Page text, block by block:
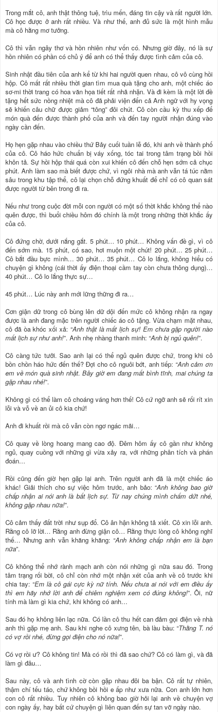
Trong mắt cô, anh thật thông tuệ, trìu mến, đáng tin cậy và rất người lớn.
Cô học được ở anh rất nhiều. Và như thế, anh đủ sức là một hình mẫu
mà cô hằng mơ tưởng.
Cô thì vẫn ngây thơ và hồn nhiên như vốn có. Nhưng giờ đây, nó là sự
hồn nhiên có phần có chủ ý để anh có thể thấy được tình cảm của cô.
Sinh nhật đầu tiên của anh kể từ khi hai người quen nhau, cô vô cùng hồi
hộp. Cô mất rất nhiều thời gian tìm mua quà tặng cho anh, một chiếc áo
sơ-mi thời trang có hoa văn họa tiết rất nhã nhặn. Và đi kèm là một lời đề
tặng hết sức nồng nhiệt mà cô đã phải viện đến cả Anh ngữ với hy vọng
sẽ khiến câu chữ được giảm “tông” đôi chút. Cô còn cầu kỳ thu xếp để
món quà đến được thành phố của anh và đến tay người nhận đúng vào
ngày cần đến.
Họ hẹn gặp nhau vào chiều thứ Bảy cuối tuần lễ đó, khi anh về thành phố
của cô. Cô háo hức chuẩn bị váy xống, tóc tai trong tâm trạng bồi hồi
khôn tả. Sự hồi hộp thái quá còn xui khiến cô đến chỗ hẹn sớm cả chục
phút. Anh làm sao mà biết được chứ, vì ngôi nhà mà anh vẫn tá túc nằm
sâu trong khu tập thể, cô lại chọn chỗ đứng khuất để chỉ có cô quan sát
được người từ bên trong đi ra.
Nếu như trong cuộc đời mỗi con người có một số thời khắc không thể nào
quên được, thì buổi chiều hôm đó chính là một trong những thời khắc ấy
của cô.
Cô đứng chờ, dưới nắng gắt. 5 phút… 10 phút… Không vấn đề gì, vì cô
đến sớm mà. 15 phút, có sao, hơi muộn một chút! 20 phút… 25 phút…
Cô bắt đầu bực mình… 30 phút… 35 phút… Cô lo lắng, không hiểu có
chuyện gì không (cái thời ấy điện thoại cầm tay còn chưa thông dụng)…
40 phút… Cô lo lắng thực sự…
45 phút… Lúc này anh mới lững thững đi ra…
Cơn giận dữ trong cô bùng lên dữ dội đến mức cô không nhận ra ngay
được là anh đang mặc trên người chiếc áo cô tặng. Vừa chạm mặt nhau,
cô đã òa khóc xối xả: “Anh thật là mất lịch sự! Em chưa gặp người nào
mất lịch sự như anh!”. Anh nhẹ nhàng thanh minh: “Anh bị ngủ quên!”.
Cô càng tức tưởi. Sao anh lại có thể ngủ quên được chứ, trong khi cô
bồn chồn háo hức đến thế? Đợi cho cô nguôi bớt, anh tiếp: “Anh cảm ơn
em về món quà sinh nhật. Bây giờ em đang mất bình tĩnh, mai chúng ta
gặp nhau nhé!”.
Không gì có thể làm cô choáng váng hơn thế! Cô cứ ngỡ anh sẽ rối rít xin
lỗi và vỗ về an ủi cô kia chứ!
Anh đi khuất rồi mà cô vẫn còn ngơ ngác mãi…
Cô quay về lòng hoang mang cao độ. Đêm hôm ấy cô gần như không
ngủ, quay cuồng với những gì vừa xảy ra, với những phân tích và phán
đoán…
Rồi cũng đến giờ hẹn gặp lại anh. Trên người anh đã là một chiếc áo
khác! Giải thích cho sự việc hôm trước, anh bảo: “Anh không bao giờ
chấp nhận ai nói anh là bất lịch sự. Từ nay chúng mình chấm dứt nhé,
không gặp nhau nữa!”.
Cô cảm thấy đất trời như sụp đổ. Cô ân hận không tả xiết. Cô xin lỗi anh.
Rằng cô lỡ lời… Rằng anh đừng giận cô… Rằng thực lòng cô không nghĩ
thế… Nhưng anh vẫn khăng khăng: “Anh không chấp nhận em là bạn
nữa”.
Cô không thể nhớ rành mạch anh còn nói những gì nữa sau đó. Trong
tâm trạng rối bời, cô chỉ còn nhớ một nhận xét của anh về cô trước khi
chia tay: “Em là cô gái cực kỳ nữ tính. Nếu chưa ai nói với em điều ấy
thì em hãy nhớ lời anh để chiêm nghiệm xem có đúng không!”. Ôi, nữ
tính mà làm gì kia chứ, khi không có anh…
Sau đó họ không liên lạc nữa. Có lần cô thu hết can đảm gọi điện về nhà
anh thì gặp mẹ anh. Sau khi nghe cô xưng tên, bà làu bàu: “Thằng T. nó
có vợ rồi nhé, đừng gọi điện cho nó nữa!”.
Có vợ rồi ư? Cô không tin! Mà có rồi thì đã sao chứ? Cô có làm gì, và đã
làm gì đâu…
Sau này, cô và anh tình cờ còn gặp nhau đôi ba bận. Cô rất tự nhiên,
thậm chí tếu táo, chứ không bồi hồi e ấp như xưa nữa. Con anh lớn hơn
con cô rất nhiều. Tuy nhiên cô không bao giờ hỏi lại anh về chuyện vợ
con ngày ấy, hay bất cứ chuyện gì liên quan đến sự tan vỡ ngày nào.